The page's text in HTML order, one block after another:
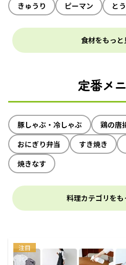
きゅうり
ピーマン と
食材をもっと
定番メ
豚しゃぶ・冷しゃぶ 鶏の唐
おにぎり弁当
すき焼き
焼きなす
料理カテゴリをも
注目